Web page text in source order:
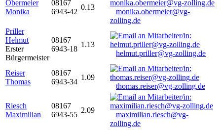
Obermeier
Monika
08167
6943-42
0.13
monika.obermeier@vg-
zolling.de
Priller
Helmut
Erster
Bürgermeister
08167
6943-18
1.13
helmut.priller@vg-zolling.de
Reiser
Thomas
08167
6943-34
1.09
thomas.reiser@vg-zolling.de
Riesch
Maximilian
08167
6943-55
2.09
maximilian.riesch@vg-
zolling.de